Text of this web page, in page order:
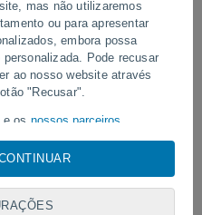
mas não utilizaremos
ou para apresentar
embora possa
Pode recusar
ao nosso website através
"Recusar".
os nossos parceiros
únicos ou tecnologias
e processar dados
É possível que alguns
os seus dados pessoais com
Um raio atingiu um
em Narathiwat, Tailândia.